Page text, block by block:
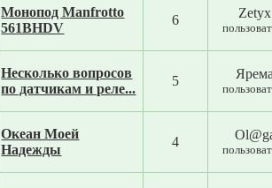
Монопод Manfrotto
561BHDV
6 Zetyx
Несколько вопросов
по датчикам и реле...
5
Океан Моей
Надежды
4